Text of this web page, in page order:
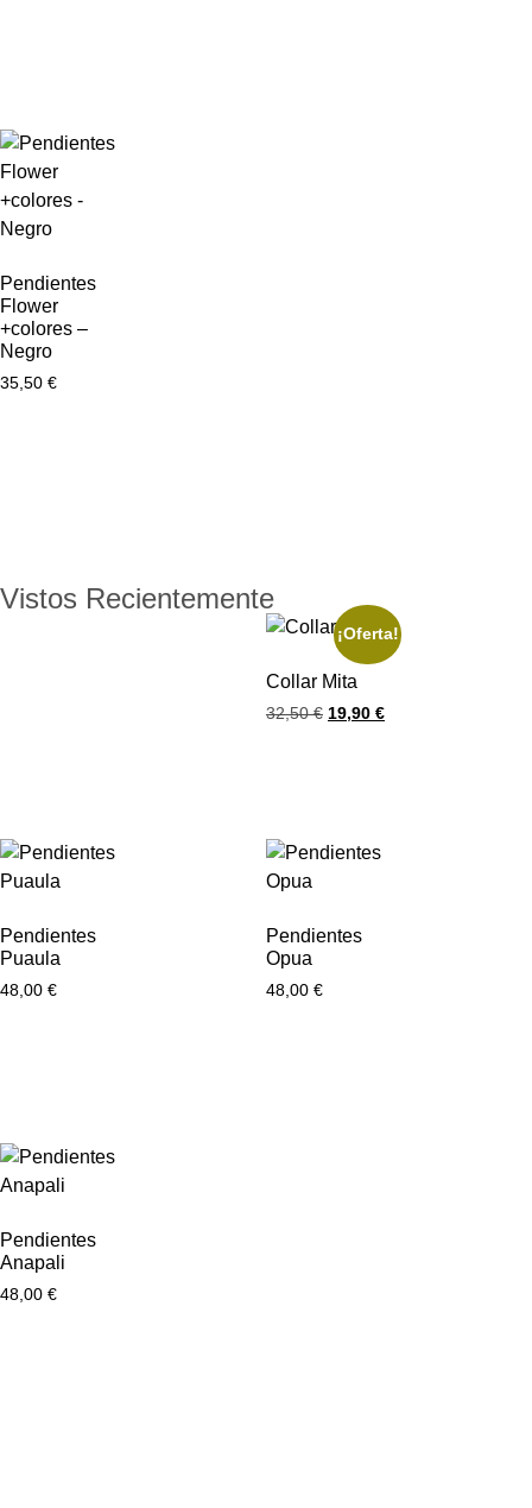
Pendientes
Flower
+colores –
Negro
35,50 €
Vistos Recientemente
¡Oferta!
Collar Mita
32,50€ 19,90 €
Pendientes
Puaula
48,00 €
Pendientes
Opua
48,00 €
Pendientes
Anapali
48,00 €